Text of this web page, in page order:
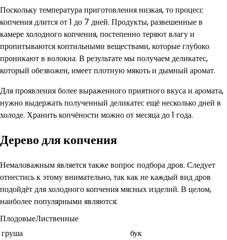
Поскольку температура приготовления низкая, то процесс
копчения длится от 1 до 7 дней. Продукты, развешенные в
камере холодного копчения, постепенно теряют влагу и
пропитываются коптильными веществами, которые глубоко
проникают в волокна. В результате мы получаем деликатес,
который обезвожен, имеет плотную мякоть и дымный аромат.
Для проявления более выраженного приятного вкуса и аромата,
нужно выдержать полученный деликатес ещё несколько дней в
холоде. Хранить копчёности можно от месяца до 1 года.
Дерево для копчения
Немаловажным является также вопрос подбора дров. Следует
отнестись к этому внимательно, так как не каждый вид дров
подойдёт для холодного копчения мясных изделий. В целом,
наиболее популярными являются:
ПлодовыеЛиственные
груша
бук